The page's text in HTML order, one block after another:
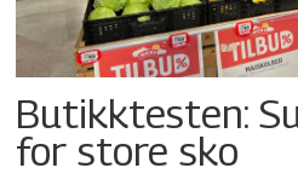
Butikktesten:
for store sko